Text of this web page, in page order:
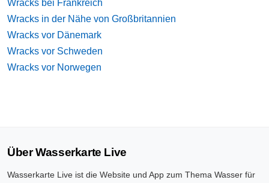
Wracks bei Frankreich
Wracks in der Nähe von Großbritannien
Wracks vor Dänemark
Wracks vor Schweden
Wracks vor Norwegen
Über Wasserkarte Live
Wasserkarte Live ist die Website und App zum Thema Wasser für